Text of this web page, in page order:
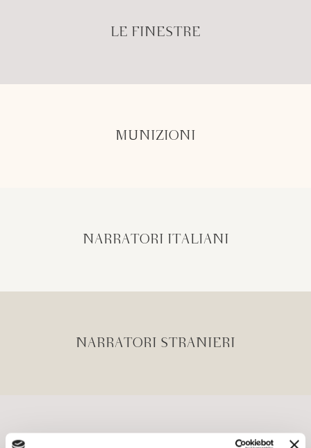
LE FINESTRE
MUNIZIONI
NARRATORI ITALIANI
NARRATORI STRANIERI